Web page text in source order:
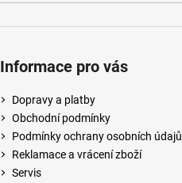
Informace pro vás
Dopravy a platby
Obchodní podmínky
Podmínky ochrany osobních údajů
Reklamace a vrácení zboží
Servis